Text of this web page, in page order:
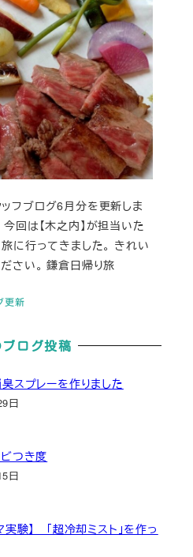
更新
フブログ6月分を更新しま
回は【木之内】が担当いた
に行ってきました。 きれい
さい。 鎌倉日帰り旅
ログ投稿
スプレーを作りました
日
つき度
日
実験】 「超冷却ミスト」を作っ